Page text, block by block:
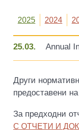
2025 2024
25.03. Annual
Други
предоставени на
За предходни
С ОТЧЕТИ И